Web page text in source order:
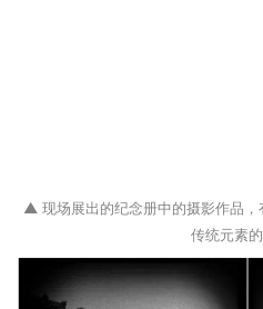
▲ 现场展出的纪念册中的摄影作品
传统元素的